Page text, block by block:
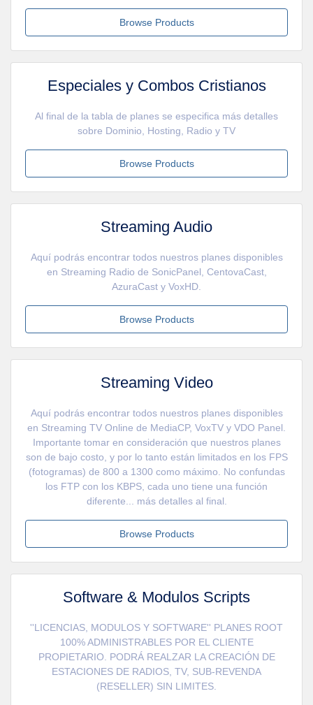
Browse Products
Especiales y Combos Cristianos
Al final de la tabla de planes se especifica más detalles
sobre Dominio, Hosting, Radio y TV
Browse Products
Streaming Audio
Aquí podrás encontrar todos nuestros planes disponibles
en Streaming Radio de SonicPanel, CentovaCast,
AzuraCast y VoxHD.
Browse Products
Streaming Video
Aquí podrás encontrar todos nuestros planes disponibles
en Streaming TV Online de MediaCP, VoxTV y VDO Panel.
Importante tomar en consideración que nuestros planes
son de bajo costo, y por lo tanto están limitados en los FPS
(fotogramas) de 800 a 1300 como máximo. No confundas
los FTP con los KBPS, cada uno tiene una función
diferente... más detalles al final.
Browse Products
Software & Modulos Scripts
''LICENCIAS, MODULOS Y SOFTWARE'' PLANES ROOT
100% ADMINISTRABLES POR EL CLIENTE
PROPIETARIO. PODRÁ REALZAR LA CREACIÓN DE
ESTACIONES DE RADIOS, TV, SUB-REVENDA
(RESELLER) SIN LIMITES.